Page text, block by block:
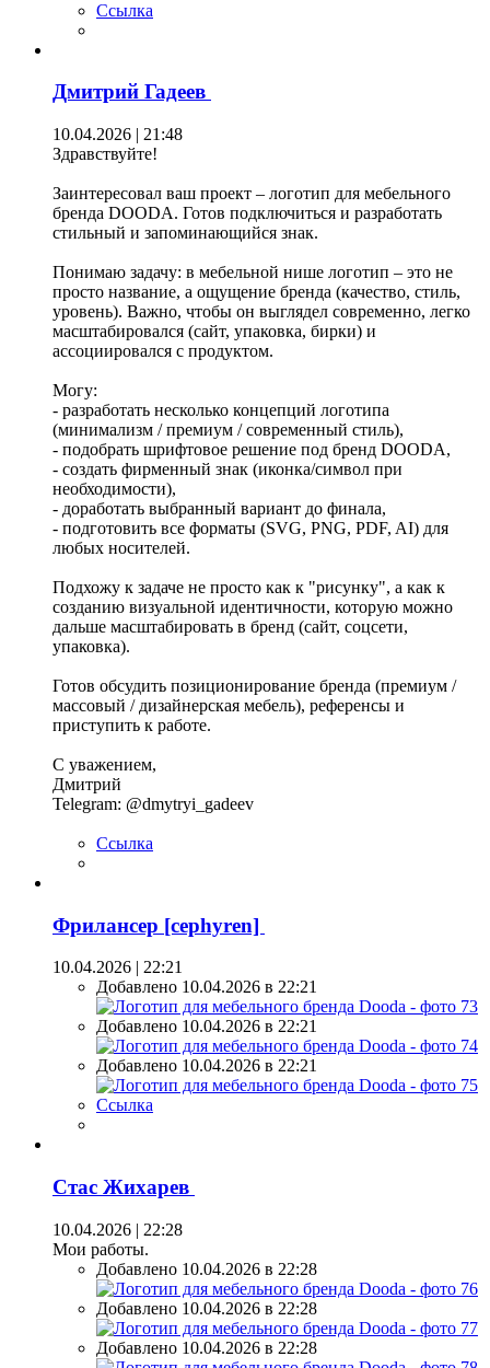
Ссылка
Дмитрий Гадеев
10.04.2026 | 21:48
Здравствуйте!
Заинтересовал ваш проект – логотип для мебельного
бренда DOODA. Готов подключиться и разработать
стильный и запоминающийся знак.
Понимаю задачу: в мебельной нише логотип – это не
просто название, а ощущение бренда (качество, стиль,
уровень). Важно, чтобы он выглядел современно, легко
масштабировался (сайт, упаковка, бирки) и
ассоциировался с продуктом.
Могу:
- разработать несколько концепций логотипа
(минимализм / премиум / современный стиль),
- подобрать шрифтовое решение под бренд DOODA,
- создать фирменный знак (иконка/символ при
необходимости),
- доработать выбранный вариант до финала,
- подготовить все форматы (SVG, PNG, PDF, AI) для
любых носителей.
Подхожу к задаче не просто как к "рисунку", а как к
созданию визуальной идентичности, которую можно
дальше масштабировать в бренд (сайт, соцсети,
упаковка).
Готов обсудить позиционирование бренда (премиум /
массовый / дизайнерская мебель), референсы и
приступить к работе.
С уважением,
Дмитрий
Telegram: @dmytryi_gadeev
Ссылка
Фрилансер [cephyren]
10.04.2026 | 22:21
Добавлено 10.04.2026 в 22:21
Добавлено 10.04.2026 в 22:21
Добавлено 10.04.2026 в 22:21
Ссылка
Стас Жихарев
10.04.2026 | 22:28
Мои работы.
Добавлено 10.04.2026 в 22:28
Добавлено 10.04.2026 в 22:28
Добавлено 10.04.2026 в 22:28